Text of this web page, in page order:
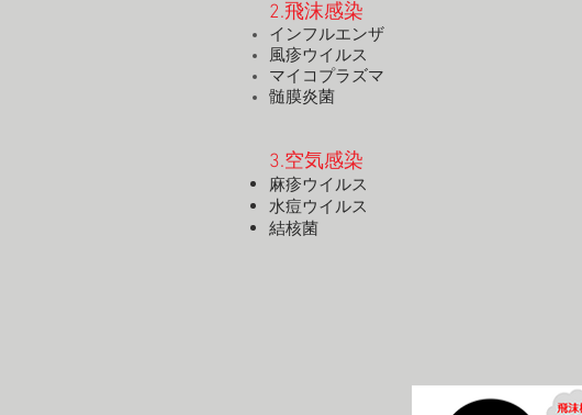
2.飛沫感染
インフルエンザ
風疹ウイルス
マイコプラズマ
髄膜炎菌
3.空気感染
麻疹ウイルス
水痘ウイルス
結核菌